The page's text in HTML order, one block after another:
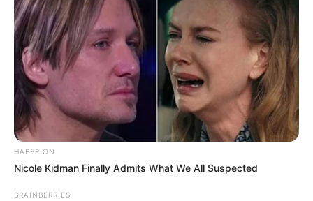
HABERION
Nicole Kidman Finally Admits What We All Suspected
BRAINBERRIES